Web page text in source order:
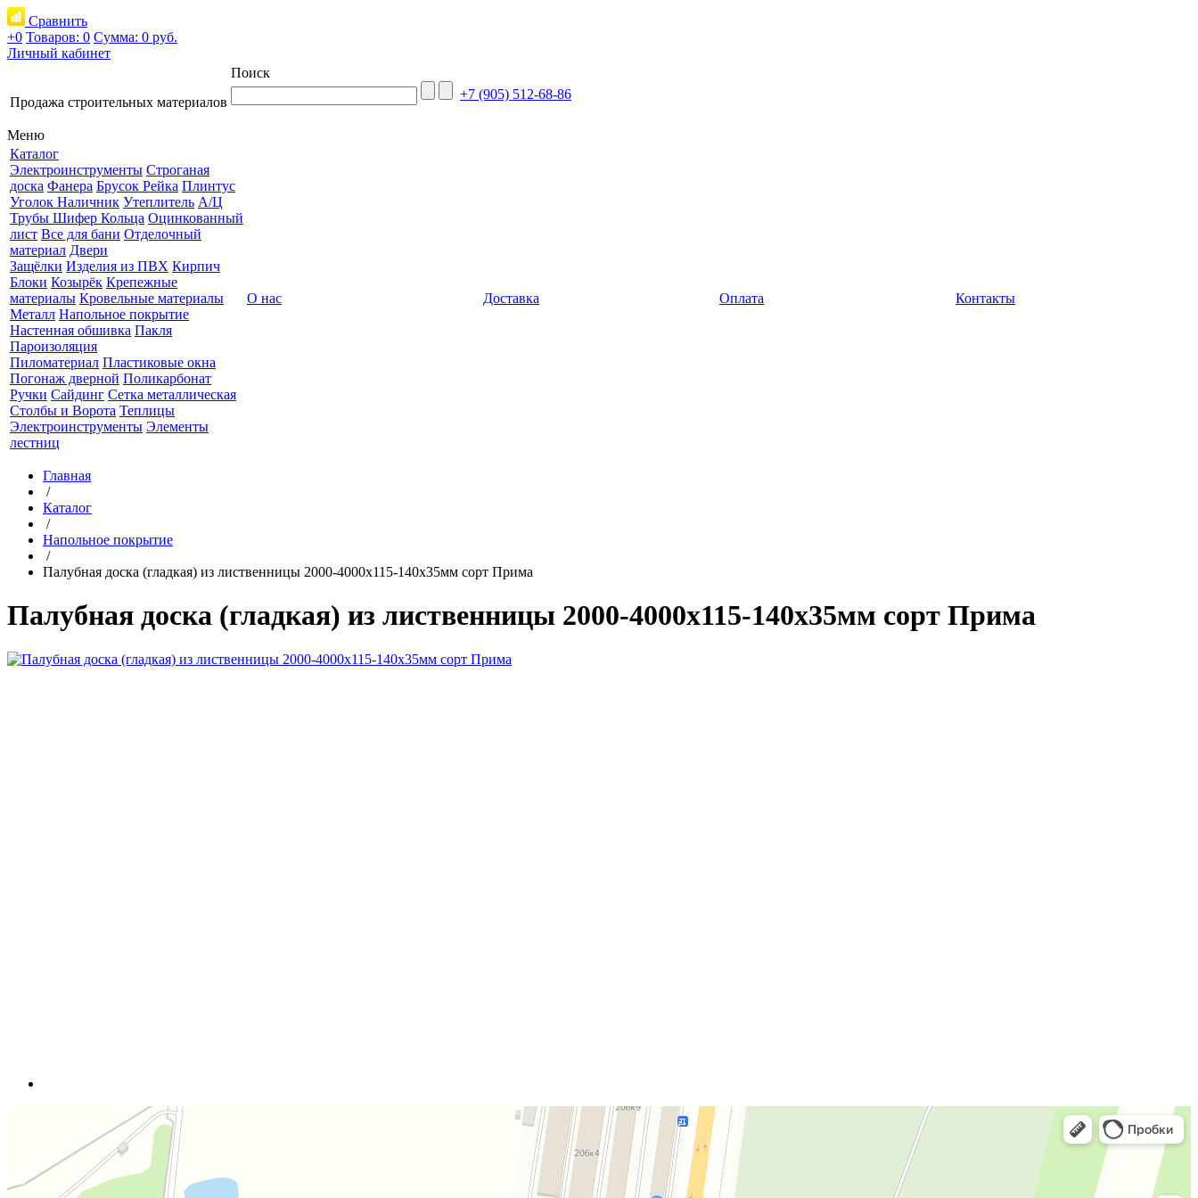
Сравнить
+0 Товаров: 0 Сумма: 0 руб.
Личный кабинет
Продажа строительных материалов
Поиск
+7 (905) 512-68-86
Меню
Каталог
Электроинструменты Строганая
доска Фанера Брусок Рейка Плинтус
Уголок Наличник Утеплитель А/Ц
Трубы Шифер Кольца Оцинкованный
лист Все для бани Отделочный
материал Двери
Защёлки Изделия из ПВХ Кирпич
Блоки Козырёк Крепежные
материалы Кровельные материалы
Металл Напольное покрытие
Настенная обшивка Пакля
Пароизоляция
Пиломатериал Пластиковые окна
Погонаж дверной Поликарбонат
Ручки Сайдинг Сетка металлическая
Столбы и Ворота Теплицы
Электроинструменты Элементы
лестниц
О нас Доставка Оплата Контакты
Главная
/
Каталог
/
Напольное покрытие
/
Палубная доска (гладкая) из лиственницы 2000-4000х115-140х35мм сорт Прима
Палубная доска (гладкая) из лиственницы 2000-4000х115-140х35мм сорт Прима